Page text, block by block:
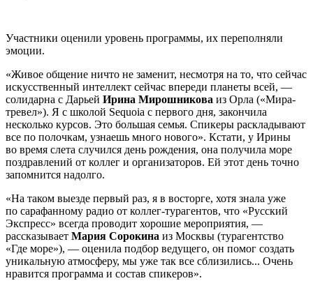
Участники оценили уровень программы, их переполняли
эмоции.
«Живое общение ничто не заменит, несмотря на то, что сейчас
искусственный интеллект сейчас впереди планеты всей, —
солидарна с Дарьей Ирина Мирошникова из Орла («Мира-
тревел»). Я с школой Sequoia с первого дня, закончила
несколько курсов. Это большая семья. Спикеры раскладывают
все по полочкам, узнаешь много нового». Кстати, у Ирины
во время слета случился день рождения, она получила море
поздравлений от коллег и организаторов. Ей этот день точно
запомнится надолго.
«На таком выезде первый раз, я в восторге, хотя знала уже
по сарафанному радио от коллег-турагентов, что «Русский
Экспресс» всегда проводит хорошие мероприятия, —
рассказывает Мария Сорокина из Москвы (турагентство
«Где море»), — оценила подбор ведущего, он помог создать
уникальную атмосферу, мы уже так все сблизились... Очень
нравится программа и состав спикеров».